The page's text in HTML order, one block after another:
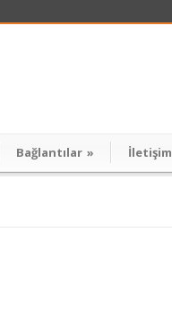
Bağlantılar » İletişim